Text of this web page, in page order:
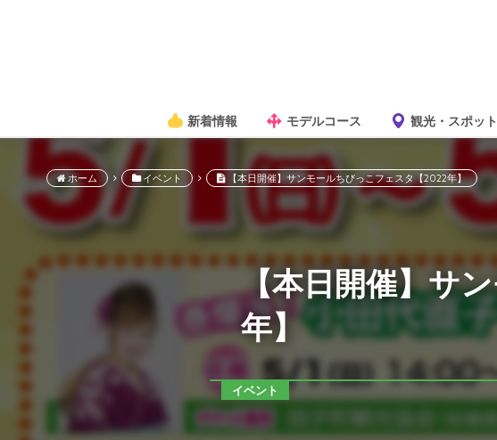
新着情報 モデルコース 観光・スポット
ホーム イベント 【本日開催】サンモールちびっこフェスタ【2022年】
【本日開催】サ
年】
イベント